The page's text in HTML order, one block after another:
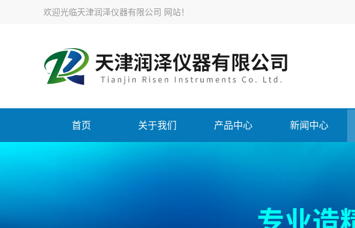
欢迎光临天津润泽仪器有限公司 网站！
首页 关于我们 产品中心 新闻中心